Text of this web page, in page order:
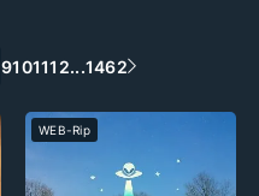
9101112...1462
WEB-Rip